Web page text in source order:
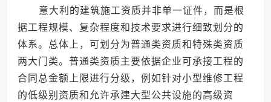
意大利的建筑施工资质并非单一证件，而是根
据工程规模、复杂程度和技术要求进行细致划分的
体系。总体上，可划分为普通类资质和特殊类资质
两大门类。普通类资质主要依据企业可承接工程的
合同总金额上限进行分级，例如针对小型维修工程
的低级别资质和允许承建大型公共设施的高级资